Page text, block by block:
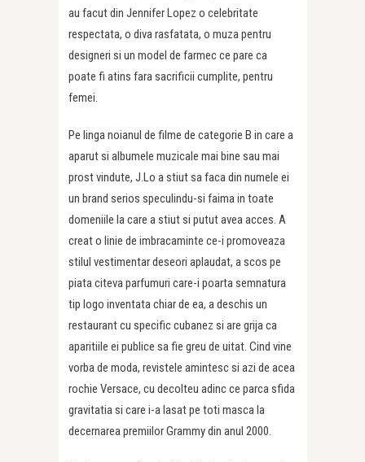
au facut din Jennifer Lopez o celebritate
respectata, o diva rasfatata, o muza pentru
designeri si un model de farmec ce pare ca
poate fi atins fara sacrificii cumplite, pentru
femei.
Pe linga noianul de filme de categorie B in care a
aparut si albumele muzicale mai bine sau mai
prost vindute, J.Lo a stiut sa faca din numele ei
un brand serios speculindu-si faima in toate
domeniile la care a stiut si putut avea acces. A
creat o linie de imbracaminte ce-i promoveaza
stilul vestimentar deseori aplaudat, a scos pe
piata citeva parfumuri care-i poarta semnatura
tip logo inventata chiar de ea, a deschis un
restaurant cu specific cubanez si are grija ca
aparitiile ei publice sa fie greu de uitat. Cind vine
vorba de moda, revistele amintesc si azi de acea
rochie Versace, cu decolteu adinc ce parca sfida
gravitatia si care i-a lasat pe toti masca la
decernarea premiilor Grammy din anul 2000.